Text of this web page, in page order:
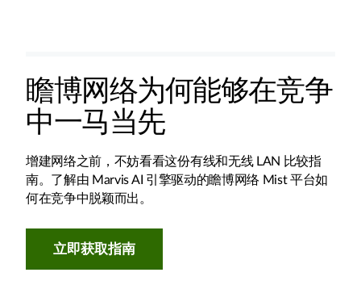
瞻博网络为何能够在竞争
中一马当先
增建网络之前，不妨看看这份有线和无线 LAN 比较指
南。了解由 Marvis AI 引擎驱动的瞻博网络 Mist 平台如
何在竞争中脱颖而出。
立即获取指南